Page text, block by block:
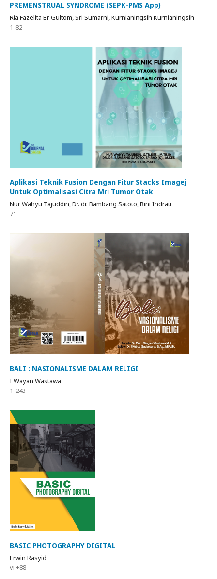
PREMENSTRUAL SYNDROME (SEPK-PMS App)
Ria Fazelita Br Gultom, Sri Sumarni, Kurnianingsih Kurnianingsih
1-82
Aplikasi Teknik Fusion Dengan Fitur Stacks Imagej
Untuk Optimalisasi Citra Mri Tumor Otak
Nur Wahyu Tajuddin, Dr. dr. Bambang Satoto, Rini Indrati
71
BALI : NASIONALISME DALAM RELIGI
I Wayan Wastawa
1-243
BASIC PHOTOGRAPHY DIGITAL
Erwin Rasyid
vii+88